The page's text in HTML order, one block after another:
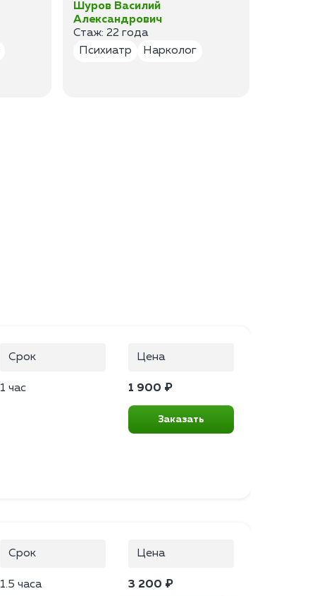
Шуров Василий
Александрович
Стаж: 22 года
Психиатр
Нарколог
Срок
1 час
Цена
1 900 ₽
Заказать
Срок
1.5 часа
Цена
3 200 ₽